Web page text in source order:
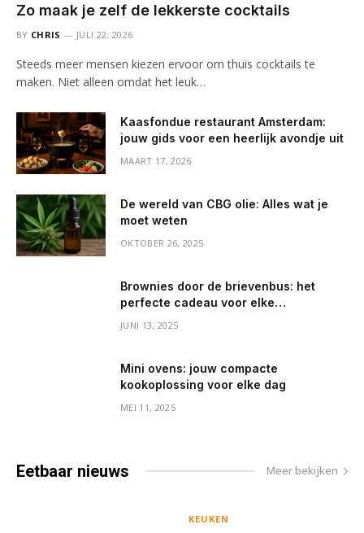
Zo maak je zelf de lekkerste cocktails
BY CHRIS JULI 22, 2026
Steeds meer mensen kiezen ervoor om thuis cocktails te
maken. Niet alleen omdat het leuk…
Kaasfondue restaurant Amsterdam:
jouw gids voor een heerlijk avondje uit
MAART 17, 2026
De wereld van CBG olie: Alles wat je
moet weten
OKTOBER 26, 2025
Brownies door de brievenbus: het
perfecte cadeau voor elke
JUNI 13, 2025
Mini ovens: jouw compacte
kookoplossing voor elke dag
MEI 11, 2025
Eetbaar nieuws Meer bekijken
KEUKEN